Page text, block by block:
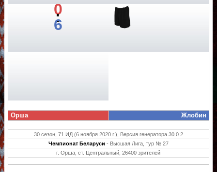
0
:
6
Орша Жлобин
30 сезон, 71 ИД (6 ноября 2020 г.), Версия генератора 30.0.2
Чемпионат Беларуси - Высшая Лига, тур № 27
г. Орша, ст. Центральный, 26400 зрителей